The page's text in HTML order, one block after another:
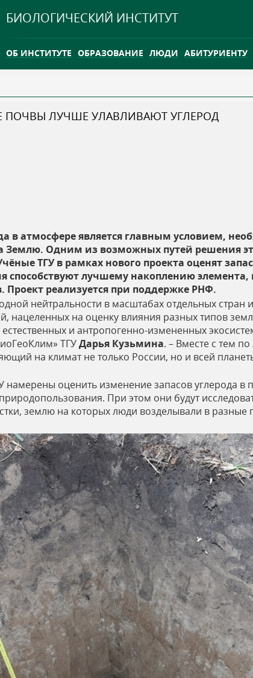
БИОЛОГИЧЕСКИЙ ИНСТИТУТ
ОБ ИНСТИТУТЕ ОБРАЗОВАНИЕ ЛЮДИ АБИТУРИЕНТУ
ТГУ ОТКРЫЛ ИССЛЕДОВАТЕЛЬСКУЮ СТАНЦИЮ НА
ПОЧВЫ ЛУЧШЕ УЛАВЛИВАЮТ УГЛЕРОД
в атмосфере является главным условием,
Землю. Одним из возможных путей решения
ТГУ в рамках нового проекта оценят
способствуют лучшему накоплению элемента,
реализуется при поддержке РНФ.
нейтральности в масштабах отдельных стран
нацеленных на оценку влияния разных типов
и антропогенно-измененных
ТГУДарья Кузьмина. – Вместе с тем
на климат не только России, но и всей
намерены оценить изменение запасов углерода
При этом они будут
землю на которых люди возделывали в